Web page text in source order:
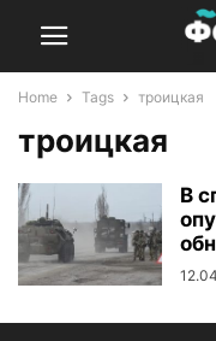
Home Tags троицкая
троицкая
В